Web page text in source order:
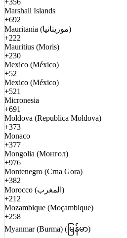
+356
Marshall Islands
+692
Mauritania (موريتانيا)
+222
Mauritius (Moris)
+230
Mexico (México)
+52
Mexico (México)
+521
Micronesia
+691
Moldova (Republica Moldova)
+373
Monaco
+377
Mongolia (Монгол)
+976
Montenegro (Crna Gora)
+382
Morocco (المغرب)
+212
Mozambique (Moçambique)
+258
Myanmar (Burma) (မြန်မာ)